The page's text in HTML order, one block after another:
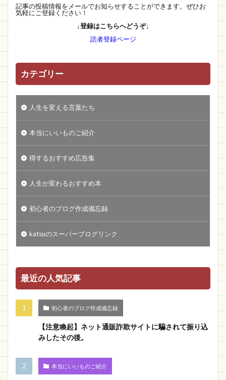
記事の投稿情報をメールでお知らせすることができます。ぜひお
気軽にご登録ください！
↓登録はこちらへどうぞ↓
読者登録ページ
カテゴリー
人生を変える言葉たち
本当にいいものご紹介
得するおすすめ広告集
人生が変わるおすすめ本
初心者のブログ作成備忘録
katsuのスーパーブログリンク
最近の人気記事
初心者のブログ作成備忘録
【注意喚起】ネット通販詐欺サイトに騙されて振り込
みしたその後。
本当にいいものご紹介